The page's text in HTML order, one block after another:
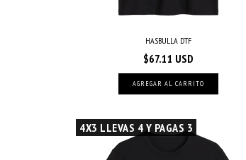
HASBULLA DTF
$67.11 USD
AGREGAR AL CARRITO
4X3 LLEVAS 4 Y PAGAS 3